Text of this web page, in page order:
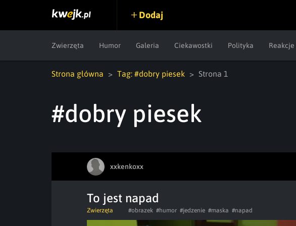
Dodaj
Zwierzęta Humor Galeria Ciekawostki Polityka
Strona główna Tag: #dobry piesek Strona 1
#dobry piesek
xxkenkoxx
To jest napad
Zwierzęta #obrazek #humor #jedzenie #maska #napad